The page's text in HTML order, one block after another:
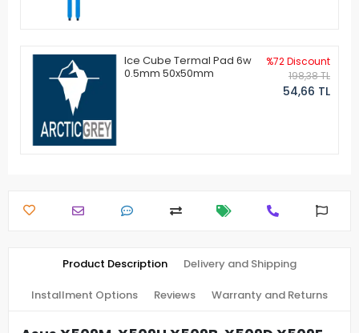
Ice Cube Termal Pad 6w
0.5mm 50x50mm
%72 Discount
198,38 TL
54,66 TL
Product Description Delivery and Shipping
Installment Options Reviews Warranty and Returns